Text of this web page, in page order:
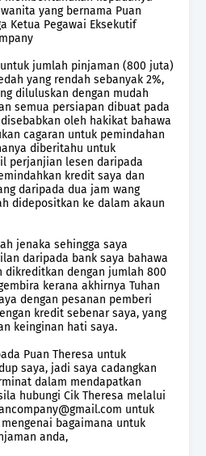
yang bernama Puan
Ketua Pegawai Eksekutif
jumlah pinjaman (800 juta)
yang rendah sebanyak 2%,
diluluskan dengan mudah
semua persiapan dibuat pada
oleh hakikat bahawa
cagaran untuk pemindahan
diberitahu untuk
perjanjian lesen daripada
kredit saya dan
daripada dua jam wang
didepositkan ke dalam akaun
jenaka sehingga saya
daripada bank saya bahawa
dikreditkan dengan jumlah 800
kerana akhirnya Tuhan
dengan pesanan pemberi
kredit sebenar saya, yang
keinginan hati saya.
Puan Theresa untuk
saya, jadi saya cadangkan
dalam mendapatkan
hubungi Cik Theresa melalui
untuk
bagaimana untuk
anda,